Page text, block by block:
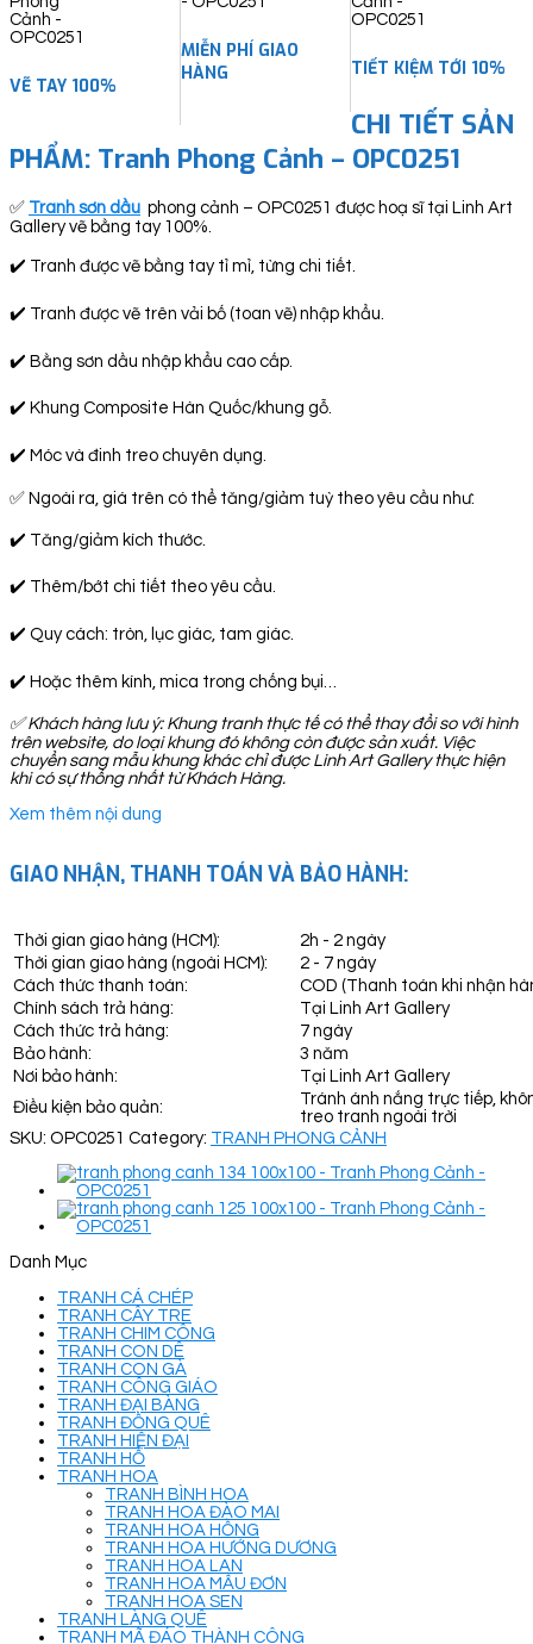
VẼ TAY 100%
MIỄN PHÍ GIAO
HÀNG
TIẾT KIỆM TỚI 10%
CHI TIẾT SẢN
PHẨM: Tranh Phong Cảnh – OPC0251
✅ Tranh sơn dầu phong cảnh – OPC0251 được hoạ sĩ tại Linh Art
Gallery vẽ bằng tay 100%.
✔️ Tranh được vẽ bằng tay tỉ mỉ, từng chi tiết.
✔️ Tranh được vẽ trên vải bố (toan vẽ) nhập khẩu.
✔️ Bằng sơn dầu nhập khẩu cao cấp.
✔️ Khung Composite Hàn Quốc/khung gỗ.
✔️ Móc và đinh treo chuyên dụng.
✅ Ngoài ra, giá trên có thể tăng/giảm tuỳ theo yêu cầu như:
✔️ Tăng/giảm kích thước.
✔️ Thêm/bớt chi tiết theo yêu cầu.
✔️ Quy cách: tròn, lục giác, tam giác.
✔️ Hoặc thêm kính, mica trong chống bụi…
✅ Khách hàng lưu ý: Khung tranh thực tế có thể thay đổi so với hình
trên website, do loại khung đó không còn được sản xuất. Việc
chuyển sang mẫu khung khác chỉ được Linh Art Gallery thực hiện
khi có sự thống nhất từ Khách Hàng.
Xem thêm nội dung
GIAO NHẬN, THANH TOÁN VÀ BẢO HÀNH:
Thời gian giao hàng (HCM):
2h - 2 ngày
Thời gian giao hàng (ngoài HCM):
2 - 7 ngày
Cách thức thanh toán:
COD (Thanh toán khi nhận
Chính sách trả hàng:
Tại Linh Art Gallery
Cách thức trả hàng:
7 ngày
Bảo hành:
3 năm
Nơi bảo hành:
Tại Linh Art Gallery
Điều kiện bảo quản:
Tránh ánh nắng trực tiếp,
treo tranh ngoài trời
SKU: OPC0251 Category: TRANH PHONG CẢNH
Danh Mục
TRANH CÁ CHÉP
TRANH CÂY TRE
TRANH CHIM CÔNG
TRANH CON DÊ
TRANH CON GÀ
TRANH CÔNG GIÁO
TRANH ĐẠI BÀNG
TRANH ĐỒNG QUÊ
TRANH HIỆN ĐẠI
TRANH HỔ
TRANH HOA
TRANH BÌNH HOA
TRANH HOA ĐÀO MAI
TRANH HOA HỒNG
TRANH HOA HƯỚNG DƯƠNG
TRANH HOA LAN
TRANH HOA MẪU ĐƠN
TRANH HOA SEN
TRANH LÀNG QUÊ
TRANH MÃ ĐÁO THÀNH CÔNG